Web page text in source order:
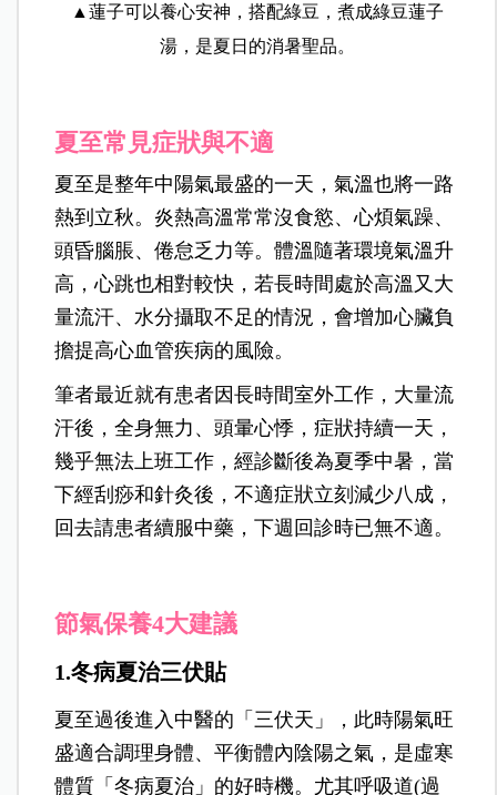
▲蓮子可以養心安神，搭配綠豆，煮成綠豆蓮子
湯，是夏日的消暑聖品。
夏至常見症狀與不適
夏至是整年中陽氣最盛的一天，氣溫也將一路
熱到立秋。炎熱高溫常常沒食慾、心煩氣躁、
頭昏腦脹、倦怠乏力等。體溫隨著環境氣溫升
高，心跳也相對較快，若長時間處於高溫又大
量流汗、水分攝取不足的情況，會增加心臟負
擔提高心血管疾病的風險。
筆者最近就有患者因長時間室外工作，大量流
汗後，全身無力、頭暈心悸，症狀持續一天，
幾乎無法上班工作，經診斷後為夏季中暑，當
下經刮痧和針灸後，不適症狀立刻減少八成，
回去請患者續服中藥，下週回診時已無不適。
節氣保養4大建議
1.冬病夏治三伏貼
夏至過後進入中醫的「三伏天」，此時陽氣旺
盛適合調理身體、平衡體內陰陽之氣，是虛寒
體質「冬病夏治」的好時機。尤其呼吸道(過